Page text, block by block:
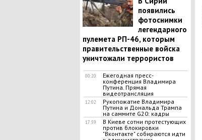
появились
фотоснимки
легендарного
пулемета РП-46, которым
правительственные войска
уничтожали террористов
00:20
Ежегодная пресс-
конференция Владимира
Путина. Прямая
видеотрансляция
12:02
Рукопожатие Владимира
Путина и Дональда Трампа
на саммите G20: кадры
17:59
В Киеве сотни протестующих
против блокировки
"Вконтакте" собираются идти